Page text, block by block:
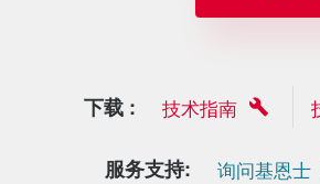
下载 : 技术指南
服务支持: 询问基恩士